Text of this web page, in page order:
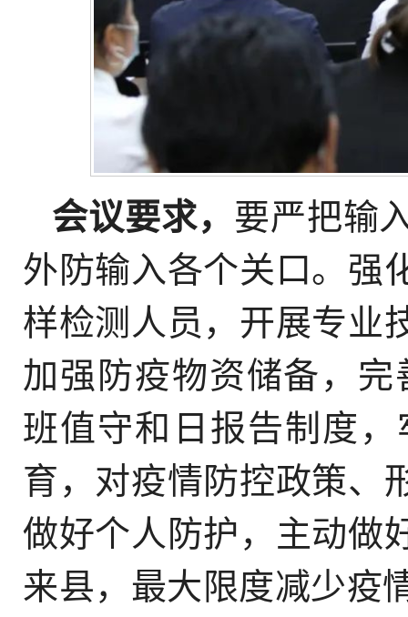
会议要求， 要严把输
外防输入各个关口。强
样检测人员，开展专业
加强防疫物资储备，
班值守和日报告制度
育，对疫情防控政策、
做好个人防护，主动做
来县，最大限度减少疫